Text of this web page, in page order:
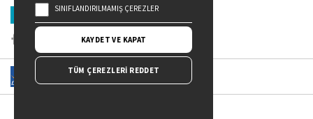
Üye Ol
SINIFLANDIRILMAMIŞ ÇEREZLER
KAYDET VE KAPAT
TÜM ÇEREZLERİ REDDET